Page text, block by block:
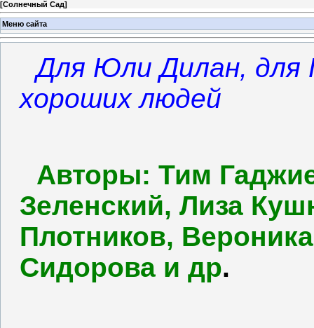
[Солнечный Сад]
Меню сайта
Для Юли Дилан, для
хороших людей
Авторы: Тим
Зеленский, Лиза
Плотников,
Сидорова и др.